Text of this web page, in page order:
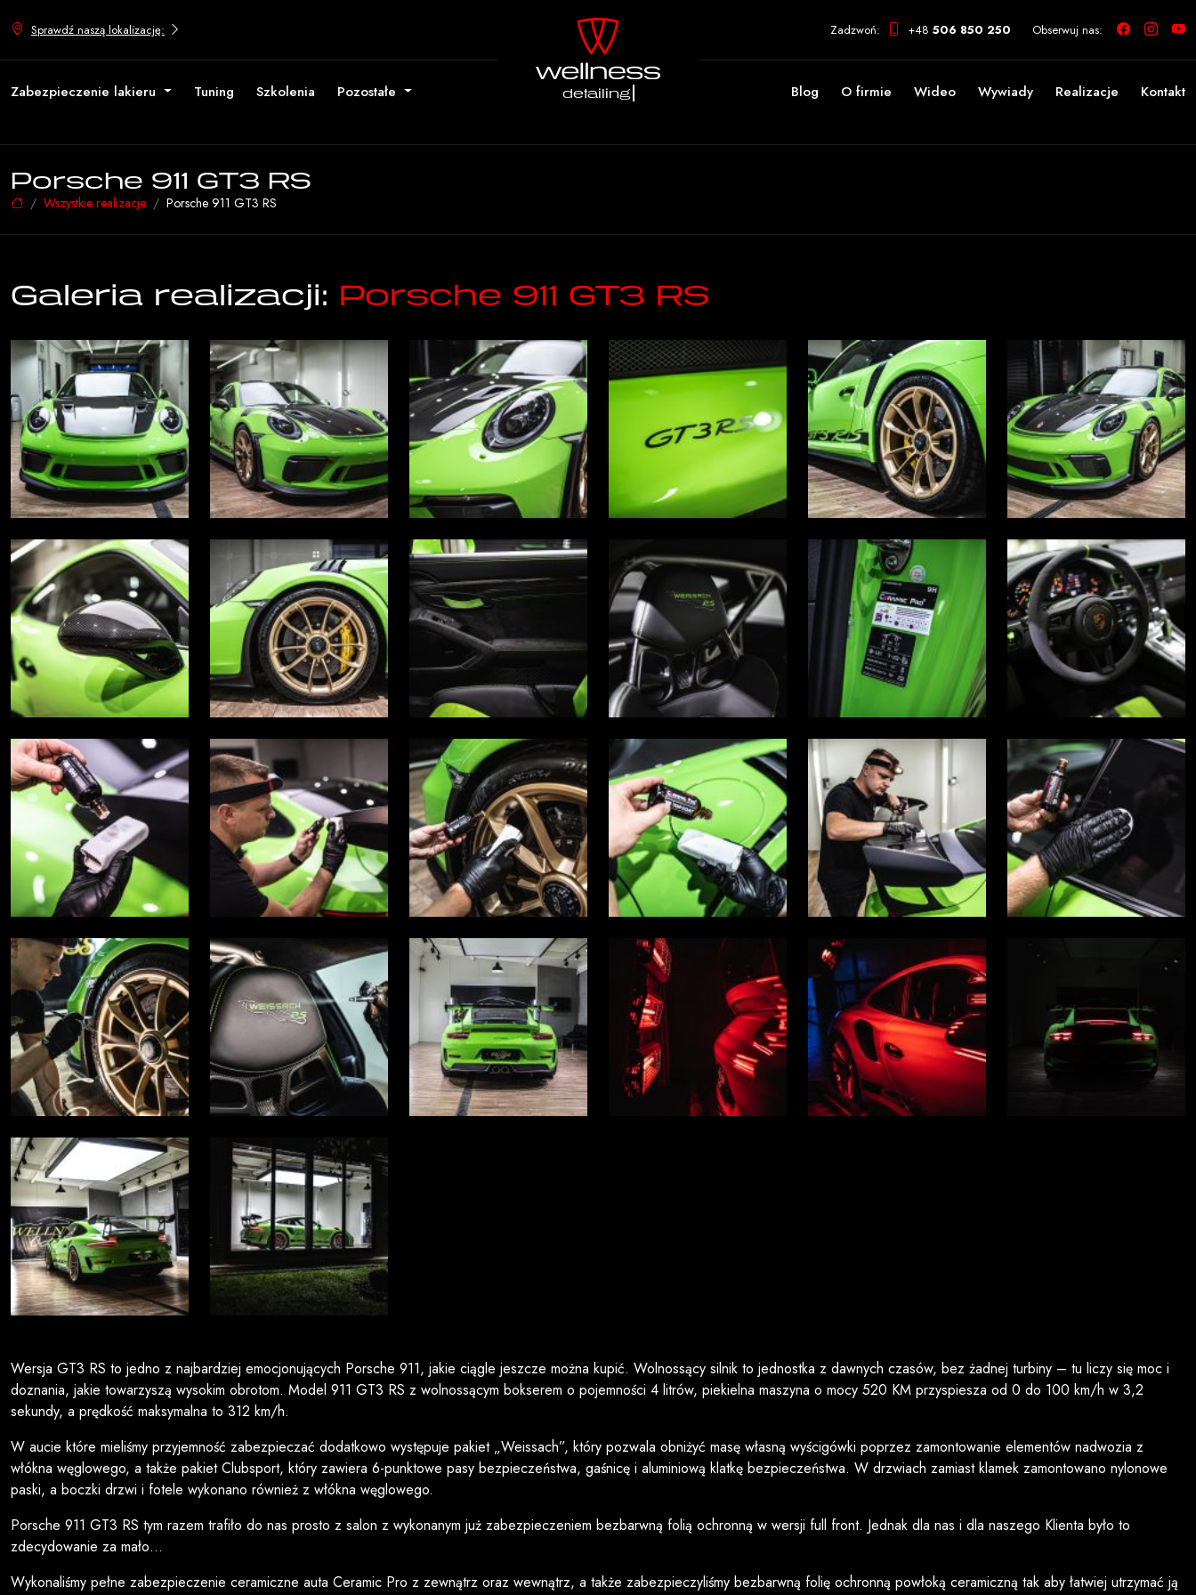
Sprawdź naszą lokalizację: Zadzwoń: +48 506 850 250 Obserwuj nas:
Zabezpieczenie lakieru Tuning Szkolenia Pozostałe Blog O firmie Wideo Wywiady Realizacje Kontakt
detai
Porsche 911 GT3 RS
Wszystkie realizacje Porsche 911 GT3 RS
Galeria realizacji: Porsche 911 GT3 RS
Wersja GT3 RS to jedno z najbardziej emocjonujących Porsche 911, jakie ciągle jeszcze można kupić. Wolnossący silnik to jednostka z dawnych czasów, bez żadnej turbiny – tu liczy się moc i
doznania, jakie towarzyszą wysokim obrotom. Model 911 GT3 RS z wolnossącym bokserem o pojemności 4 litrów, piekielna maszyna o mocy 520 KM przyspiesza od 0 do 100 km/h w 3,2
sekundy, a prędkość maksymalna to 312 km/h.
W aucie które mieliśmy przyjemność zabezpieczać dodatkowo występuje pakiet „Weissach”, który pozwala obniżyć masę własną wyścigówki poprzez zamontowanie elementów nadwozia z
włókna węglowego, a także pakiet Clubsport, który zawiera 6-punktowe pasy bezpieczeństwa, gaśnicę i aluminiową klatkę bezpieczeństwa. W drzwiach zamiast klamek zamontowano nylonowe
paski, a boczki drzwi i fotele wykonano również z włókna węglowego.
Porsche 911 GT3 RS tym razem trafiło do nas prosto z salon z wykonanym już zabezpieczeniem bezbarwną folią ochronną w wersji full front. Jednak dla nas i dla naszego Klienta było to
zdecydowanie za mało…
Wykonaliśmy pełne zabezpieczenie ceramiczne auta Ceramic Pro z zewnątrz oraz wewnątrz, a także zabezpieczyliśmy bezbarwną folię ochronną powłoką ceramiczną tak aby łatwiej utrzymać ją